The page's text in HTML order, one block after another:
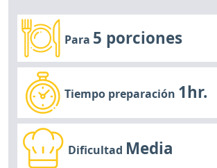
Para 5 porciones
Tiempo preparación 1hr.
Dificultad Media